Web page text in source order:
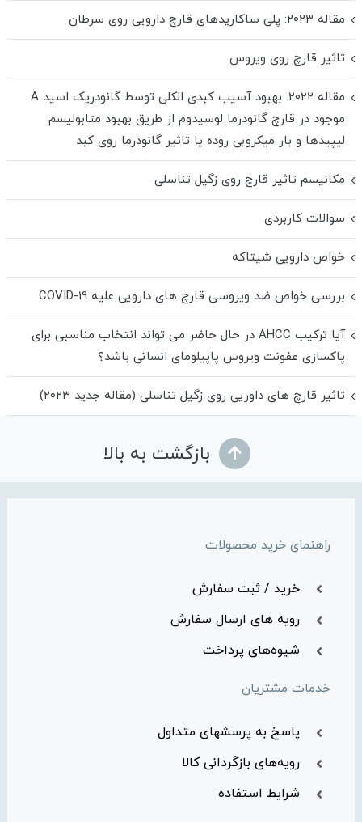
مقاله ۲۰۲۳: پلی ساکاریدهای قارچ دارویی روی سرطان
تاثیر قارچ روی ویروس
مقاله ۲۰۲۲: بهبود آسیب کبدی الکلی توسط گانودریک اسید A
موجود در قارچ گانودرما لوسیدوم از طریق بهبود متابولیسم
لیپیدها و بار میکروبی روده یا تاثیر گانودرما روی کبد
مکانیسم تاثیر قارچ روی زگیل تناسلی
سوالات کاربردی
خواص دارویی شیتاکه
بررسی خواص ضد ویروسی قارچ های دارویی علیه COVID-19
آیا ترکیب AHCC در حال حاضر می تواند انتخاب مناسبی برای
پاکسازی عفونت ویروس پاپیلومای انسانی باشد؟
تاثیر قارچ های داوریی روی زگیل تناسلی (مقاله جدید ۲۰۲۳)
بازگشت به بالا
راهنمای خرید محصولات
خرید / ثبت سفارش
رویه های ارسال سفارش
شیوه‌های پرداخت
خدمات مشتریان
پاسخ به پرسشهای متداول
رویه‌های بازگردانی کالا
شرایط استفاده